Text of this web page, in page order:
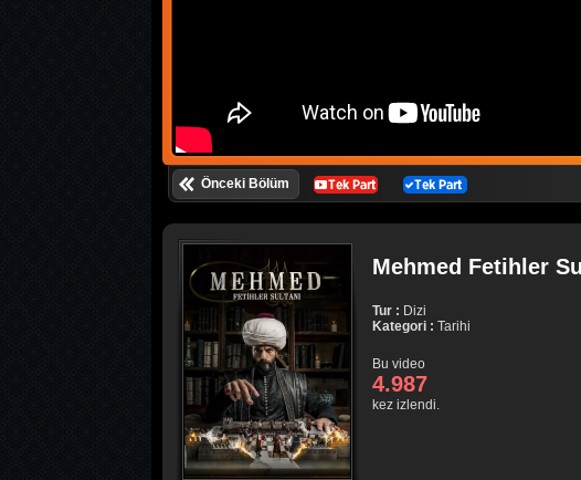
Önceki Bölüm
Mehmed Fetihler
Tur : Dizi
Kategori : Tarihi
Bu video
4.987
kez izlendi.